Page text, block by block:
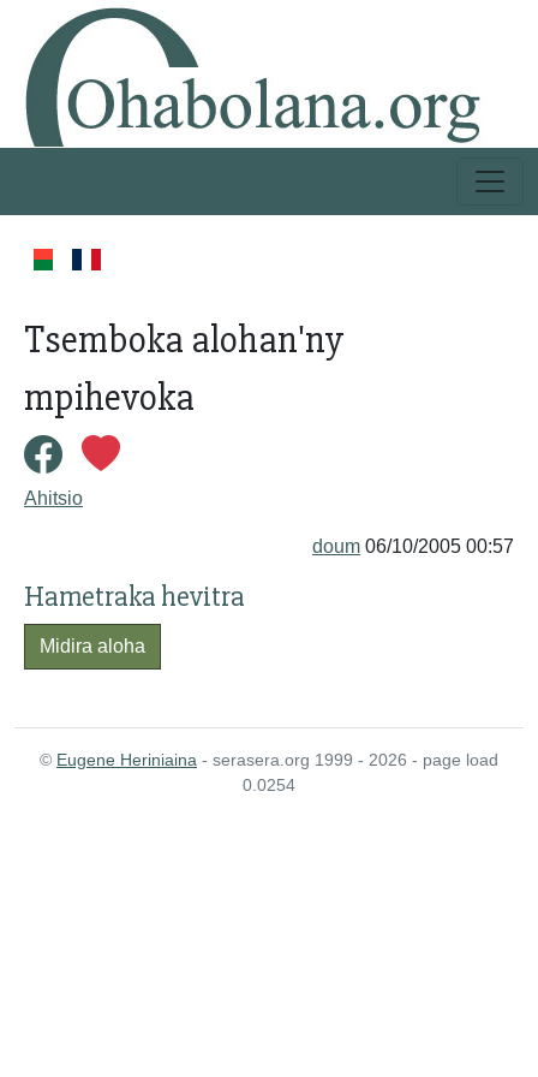
Tsemboka alohan'ny
mpihevoka
Ahitsio
doum 06/10/2005 00:57
Hametraka hevitra
Midira aloha
© Eugene Heriniaina - serasera.org 1999 - 2026 - page load
0.0254